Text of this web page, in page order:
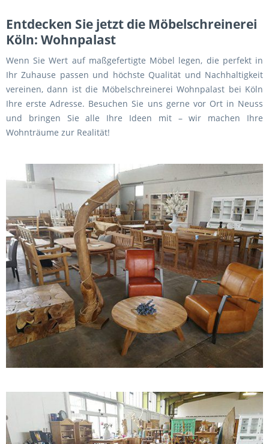
Entdecken Sie jetzt die Möbelschreinerei
Köln: Wohnpalast
Wenn Sie Wert auf maßgefertigte Möbel legen, die perfekt in
Ihr Zuhause passen und höchste Qualität und Nachhaltigkeit
vereinen, dann ist die Möbelschreinerei Wohnpalast bei Köln
Ihre erste Adresse. Besuchen Sie uns gerne vor Ort in Neuss
und bringen Sie alle Ihre Ideen mit – wir machen Ihre
Wohnträume zur Realität!